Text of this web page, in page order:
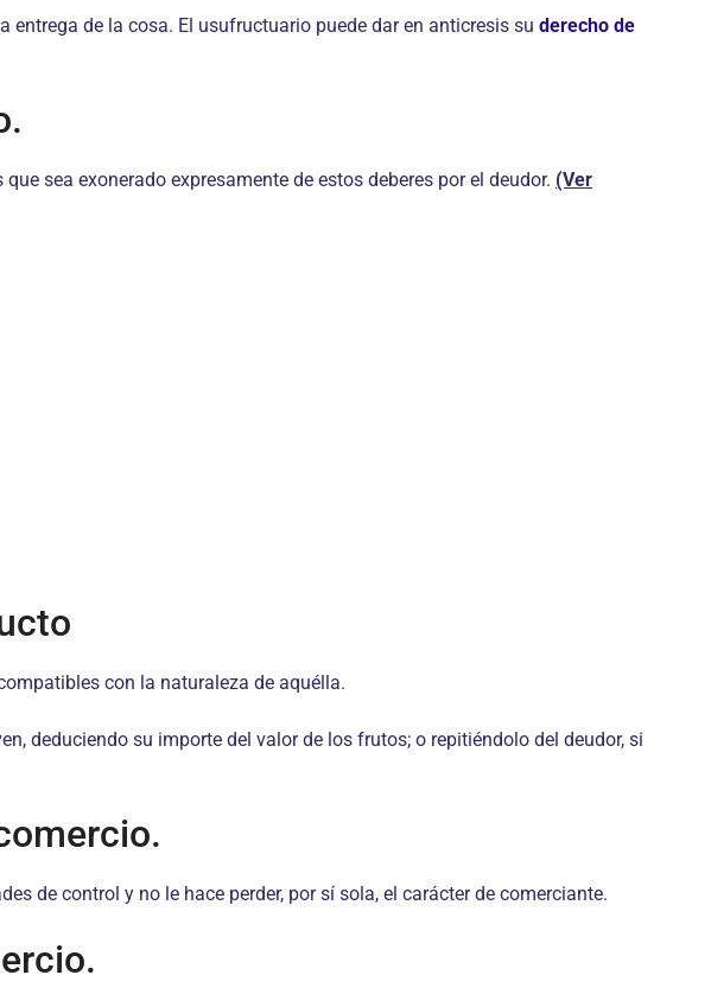
entrega de la cosa. El usufructuario puede dar en anticresis su derecho de
sea exonerado expresamente de estos deberes por el deudor. (Ver
con la naturaleza de aquélla.
deduciendo su importe del valor de los frutos; o repitiéndolo del deudor, si
de control y no le hace perder, por sí sola, el carácter de comerciante.